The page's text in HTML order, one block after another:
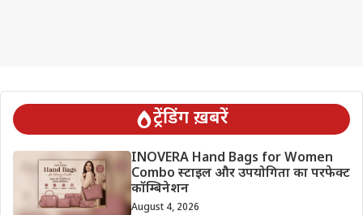
ट्रेंडिंग ख़बरें
INOVERA Hand Bags for Women
Combo स्टाइल और उपयोगिता का परफेक्ट
कॉम्बिनेशन
August 4, 2026